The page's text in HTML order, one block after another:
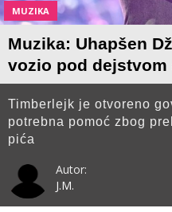
MUZIKA
Muzika: Uhapšen
vozio pod dejstvom
Timberlejk je otvoreno
potrebna pomoć zbog
pića
Autor:
J.M.